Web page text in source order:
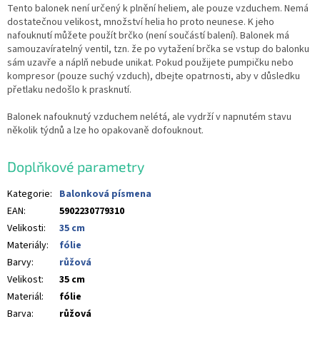
Tento balonek není určený k plnění heliem, ale pouze vzduchem. Nemá
dostatečnou velikost, množství helia ho proto neunese. K jeho
nafouknutí můžete použít brčko (není součástí balení). Balonek má
samouzavíratelný ventil, tzn. že po vytažení brčka se vstup do balonku
sám uzavře a náplň nebude unikat. Pokud použijete pumpičku nebo
kompresor (pouze suchý vzduch), dbejte opatrnosti, aby v důsledku
přetlaku nedošlo k prasknutí.
Balonek nafouknutý vzduchem nelétá, ale vydrží v napnutém stavu
několik týdnů a lze ho opakovaně dofouknout.
Doplňkové parametry
Kategorie: Balonková písmena
EAN:
5902230779310
Velikosti:
35 cm
Materiály:
fólie
Barvy:
růžová
Velikost:
35 cm
Materiál:
fólie
Barva: růžová